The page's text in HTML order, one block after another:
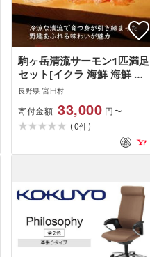
駒ヶ岳清流サーモン1匹満足
セット[イクラ 海鮮 海鮮 サ
ーモン ]
長野県 宮田村
寄付金額 33,000 円〜
(0件)